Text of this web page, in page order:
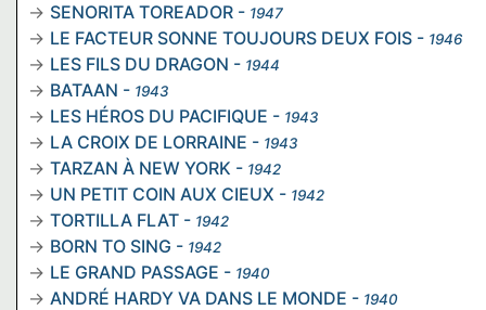
SENORITA TOREADOR - 1947
LE FACTEUR SONNE TOUJOURS DEUX FOIS - 1946
LES FILS DU DRAGON - 1944
BATAAN - 1943
LES HÉROS DU PACIFIQUE - 1943
LA CROIX DE LORRAINE - 1943
TARZAN À NEW YORK - 1942
UN PETIT COIN AUX CIEUX - 1942
TORTILLA FLAT - 1942
BORN TO SING - 1942
LE GRAND PASSAGE - 1940
ANDRÉ HARDY VA DANS LE MONDE - 1940